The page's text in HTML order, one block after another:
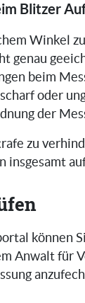
Blitzer
Winkel
genau
beim
oder
der
zu
insgesamt
können
Anwalt für